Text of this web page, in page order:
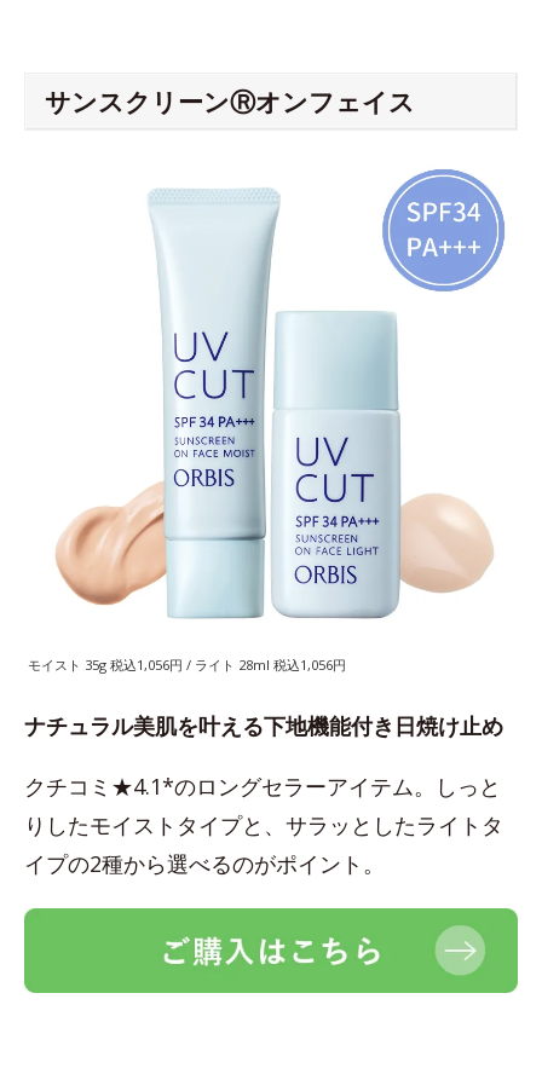
サンスクリーンⓇオンフェイス
モイスト 35g 税込1,056円 / ライト 28ml 税込1,056円
ナチュラル美肌を叶える下地機能付き日焼け止め
クチコミ★4.1*のロングセラーアイテム。しっと
りしたモイストタイプと、サラッとしたライトタ
イプの2種から選べるのがポイント。